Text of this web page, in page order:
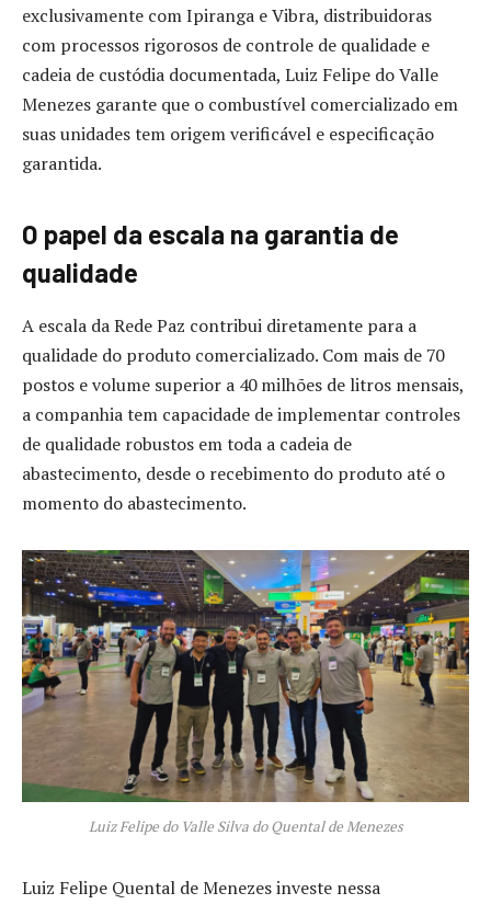
exclusivamente com Ipiranga e Vibra, distribuidoras
com processos rigorosos de controle de qualidade e
cadeia de custódia documentada, Luiz Felipe do Valle
Menezes garante que o combustível comercializado em
suas unidades tem origem verificável e especificação
garantida.
O papel da escala na garantia de
qualidade
A escala da Rede Paz contribui diretamente para a
qualidade do produto comercializado. Com mais de 70
postos e volume superior a 40 milhões de litros mensais,
a companhia tem capacidade de implementar controles
de qualidade robustos em toda a cadeia de
abastecimento, desde o recebimento do produto até o
momento do abastecimento.
Luiz Felipe do Valle Silva do Quental de Menezes
Luiz Felipe Quental de Menezes investe nessa